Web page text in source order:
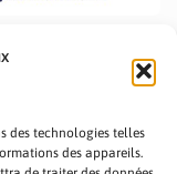
des technologies telles
des appareils.